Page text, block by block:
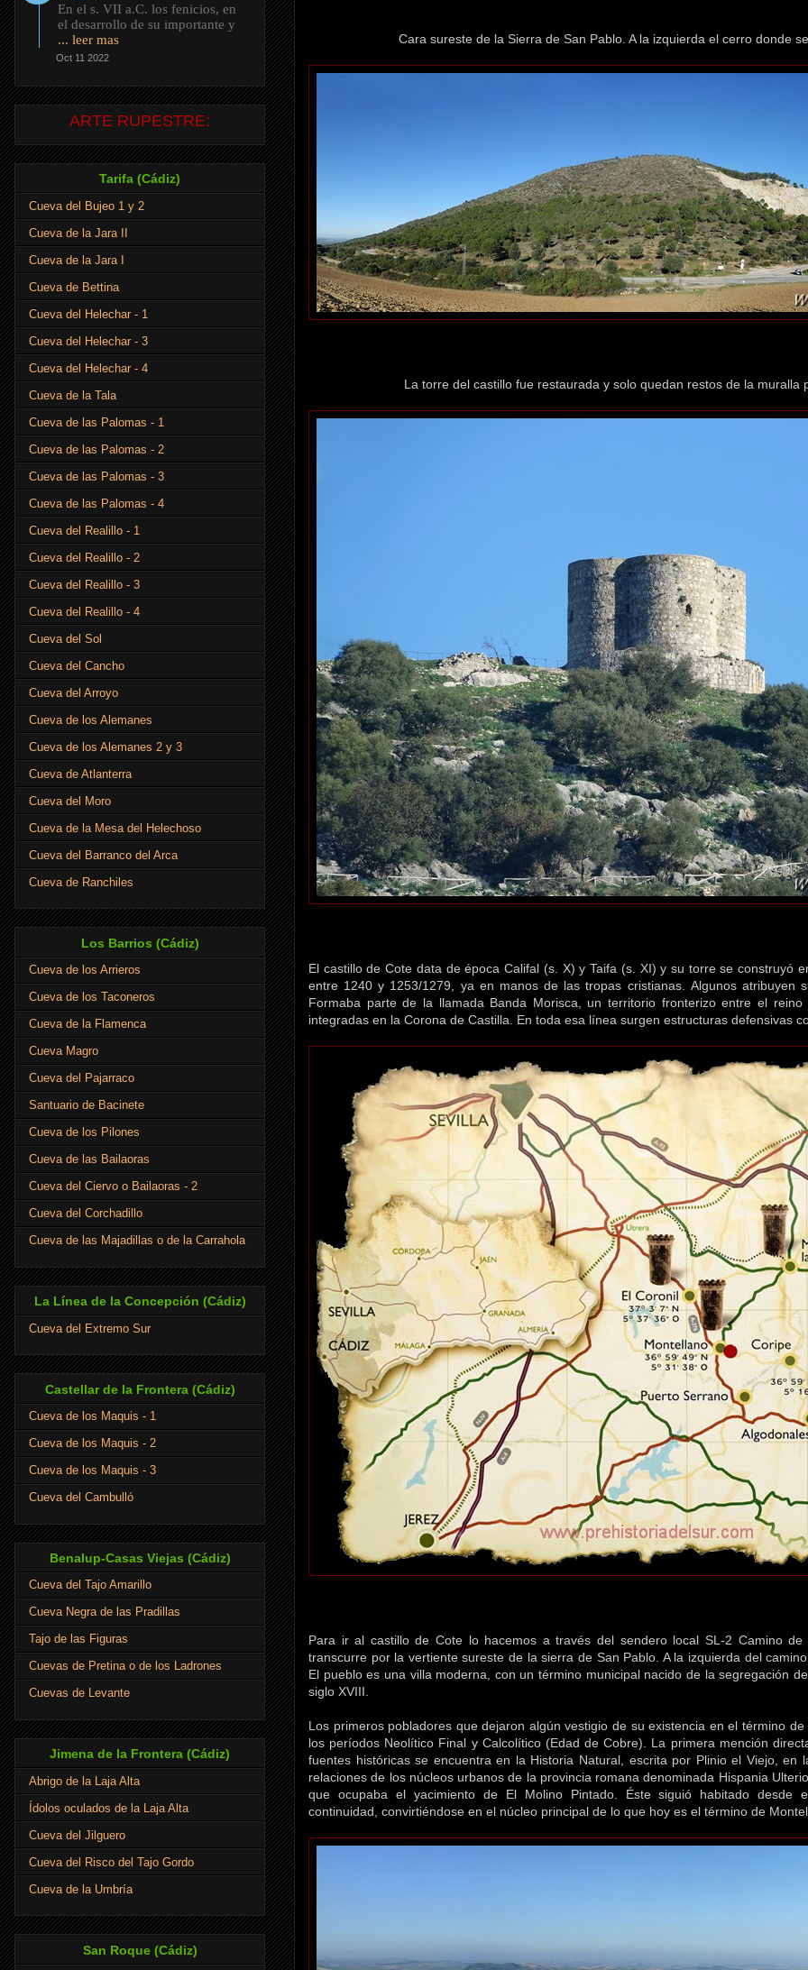
Cara sureste de la Sierra de San Pablo. A la izquierda el cerro donde
La torre del castillo fue restaurada y solo quedan restos de la muralla
El castillo de Cote data de época Califal (s. X) y Taifa (s. XI) y su torre se construyó
entre 1240 y 1253/1279, ya en manos de las tropas cristianas. Algunos atribuyen
Formaba parte de la llamada Banda Morisca, un territorio fronterizo entre el
integradas en la Corona de Castilla. En toda esa línea surgen estructuras defensivas
Para ir al castillo de Cote lo hacemos a través del sendero local SL-2 Camino
transcurre por la vertiente sureste de la sierra de San Pablo. A la izquierda del
El pueblo es una villa moderna, con un término municipal nacido de la segregación
siglo XVIII.
Los primeros pobladores que dejaron algún vestigio de su existencia en el término
los períodos Neolítico Final y Calcolítico (Edad de Cobre). La primera mención
fuentes históricas se encuentra en la Historia Natural, escrita por Plinio el Viejo,
relaciones de los núcleos urbanos de la provincia romana denominada Hispania
que ocupaba el yacimiento de El Molino Pintado. Éste siguió habitado desde
continuidad, convirtiéndose en el núcleo principal de lo que hoy es el término de
En el s. VII a.C. los fenicios, en
el desarrollo de su importante y
... leer mas
Oct 11 2022
ARTE RUPESTRE:
Tarifa (Cádiz)
Cueva del Bujeo 1 y 2
Cueva de la Jara II
Cueva de la Jara I
Cueva de Bettina
Cueva del Helechar - 1
Cueva del Helechar - 3
Cueva del Helechar - 4
Cueva de la Tala
Cueva de las Palomas - 1
Cueva de las Palomas - 2
Cueva de las Palomas - 3
Cueva de las Palomas - 4
Cueva del Realillo - 1
Cueva del Realillo - 2
Cueva del Realillo - 3
Cueva del Realillo - 4
Cueva del Sol
Cueva del Cancho
Cueva del Arroyo
Cueva de los Alemanes
Cueva de los Alemanes 2 y 3
Cueva de Atlanterra
Cueva del Moro
Cueva de la Mesa del Helechoso
Cueva del Barranco del Arca
Cueva de Ranchiles
Los Barrios (Cádiz)
Cueva de los Arrieros
Cueva de los Taconeros
Cueva de la Flamenca
Cueva Magro
Cueva del Pajarraco
Santuario de Bacinete
Cueva de los Pilones
Cueva de las Bailaoras
Cueva del Ciervo o Bailaoras - 2
Cueva del Corchadillo
Cueva de las Majadillas o de la Carrahola
La Línea de la Concepción (Cádiz)
Cueva del Extremo Sur
Castellar de la Frontera (Cádiz)
Cueva de los Maquis - 1
Cueva de los Maquis - 2
Cueva de los Maquis - 3
Cueva del Cambulló
Benalup-Casas Viejas (Cádiz)
Cueva del Tajo Amarillo
Cueva Negra de las Pradillas
Tajo de las Figuras
Cuevas de Pretina o de los Ladrones
Cuevas de Levante
Jimena de la Frontera (Cádiz)
Abrigo de la Laja Alta
Ídolos oculados de la Laja Alta
Cueva del Jilguero
Cueva del Risco del Tajo Gordo
Cueva de la Umbría
San Roque (Cádiz)